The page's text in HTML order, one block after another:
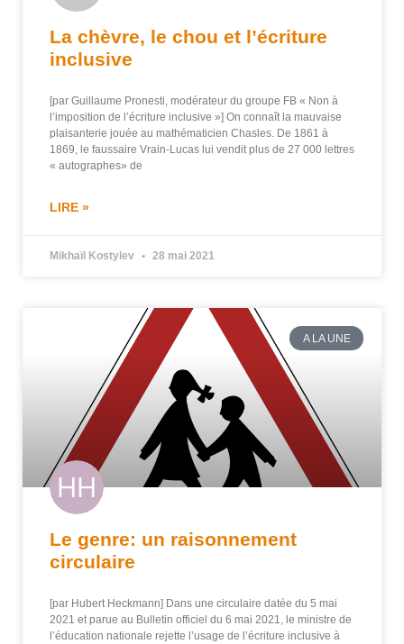
La chèvre, le chou et l’écriture
inclusive
[par Guillaume Pronesti, modérateur du groupe FB « Non à
l’imposition de l’écriture inclusive »] On connaît la mauvaise
plaisanterie jouée au mathématicien Chasles. De 1861 à
1869, le faussaire Vrain-Lucas lui vendit plus de 27 000 lettres
« autographes» de
LIRE »
Mikhaïl Kostylev 28 mai 2021
A LA UNE
Le genre: un raisonnement
circulaire
[par Hubert Heckmann] Dans une circulaire datée du 5 mai
2021 et parue au Bulletin officiel du 6 mai 2021, le ministre de
l’éducation nationale rejette l’usage de l’écriture inclusive à